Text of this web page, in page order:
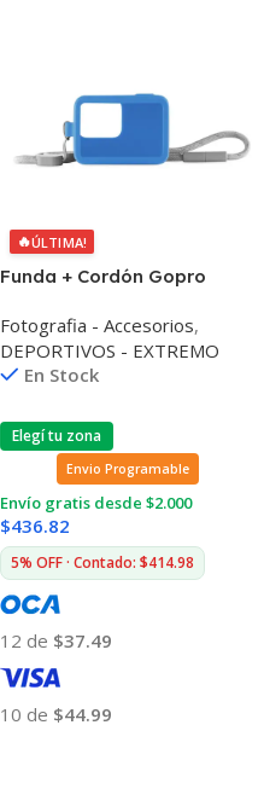
🔥ÚLTIMA!
Funda + Cordón Gopro
7/6/5/2018
Fotografia - Accesorios,
DEPORTIVOS - EXTREMO
En Stock
Elegí tu zona
Envio Programable
Envío gratis desde $2.000
$436.82
5% OFF · Contado: $414.98
12 de $37.49
10 de $44.99